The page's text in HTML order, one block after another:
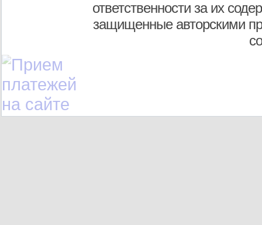
ответственности за их
защищенные авторскими